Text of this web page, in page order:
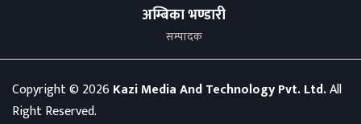
अम्बिका भण्डारी
सम्पादक
Copyright ©2026Kazi Media And Technology Pvt. Ltd.All
Right Reserved.